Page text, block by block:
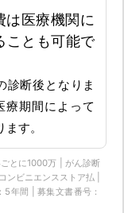
は医療機関に
ことも可能で
診断後となりま
療期間によって
す。
とに1000万 | がん診断
ビニエンスストア払 |
年間 | 募集文書番号：